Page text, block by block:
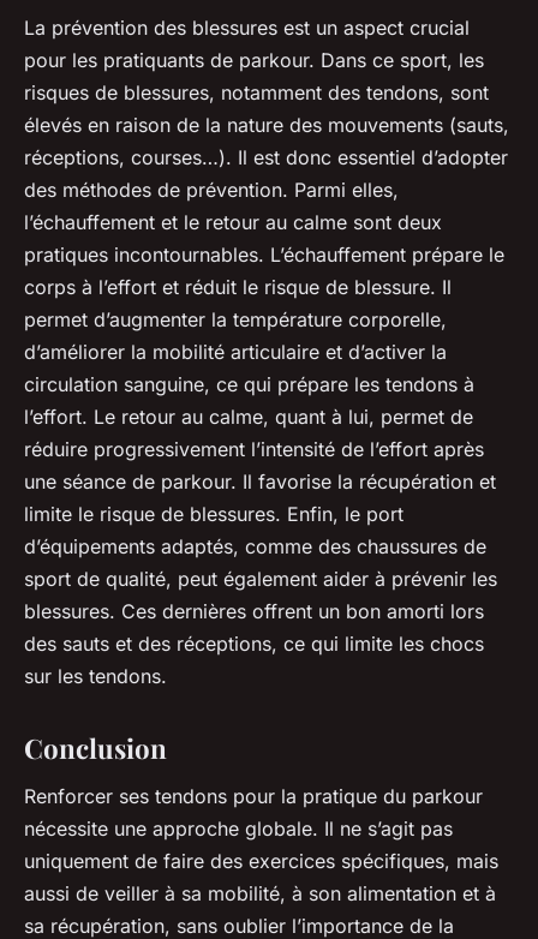
La prévention des blessures est un aspect crucial
pour les pratiquants de parkour. Dans ce sport, les
risques de blessures, notamment des tendons, sont
élevés en raison de la nature des mouvements (sauts,
réceptions, courses…). Il est donc essentiel d’adopter
des méthodes de prévention. Parmi elles,
l’échauffement et le retour au calme sont deux
pratiques incontournables. L’échauffement prépare le
corps à l’effort et réduit le risque de blessure. Il
permet d’augmenter la température corporelle,
d’améliorer la mobilité articulaire et d’activer la
circulation sanguine, ce qui prépare les tendons à
l’effort. Le retour au calme, quant à lui, permet de
réduire progressivement l’intensité de l’effort après
une séance de parkour. Il favorise la récupération et
limite le risque de blessures. Enfin, le port
d’équipements adaptés, comme des chaussures de
sport de qualité, peut également aider à prévenir les
blessures. Ces dernières offrent un bon amorti lors
des sauts et des réceptions, ce qui limite les chocs
sur les tendons.
Conclusion
Renforcer ses tendons pour la pratique du parkour
nécessite une approche globale. Il ne s’agit pas
uniquement de faire des exercices spécifiques, mais
aussi de veiller à sa mobilité, à son alimentation et à
sa récupération, sans oublier l’importance de la